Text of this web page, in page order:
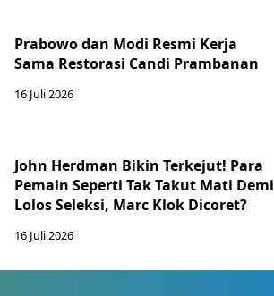
Prabowo dan Modi Resmi Kerja
Sama Restorasi Candi Prambanan
16 Juli 2026
John Herdman Bikin Terkejut! Para
Pemain Seperti Tak Takut Mati Demi
Lolos Seleksi, Marc Klok Dicoret?
16 Juli 2026